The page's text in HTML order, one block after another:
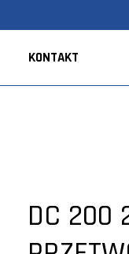
KONTAKT
DC 200